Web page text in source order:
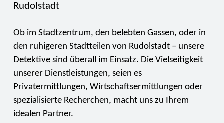
Rudolstadt
Ob im Stadtzentrum, den belebten Gassen, oder in
den ruhigeren Stadtteilen von Rudolstadt – unsere
Detektive sind überall im Einsatz. Die Vielseitigkeit
unserer Dienstleistungen, seien es
Privatermittlungen, Wirtschaftsermittlungen oder
spezialisierte Recherchen, macht uns zu Ihrem
idealen Partner.